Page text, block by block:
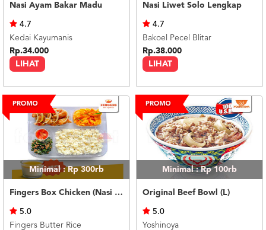
Nasi Ayam Bakar Madu
LIHAT
4.7
Kedai Kayumanis
Rp.34.000
Nasi Liwet Solo Lengkap
LIHAT
4.7
Bakoel Pecel Blitar
Rp.38.000
Minimal : Rp 300rb
Fingers Box Chicken (Nasi Putih) Silky Pudding
5.0
Fingers Butter Rice
Minimal : Rp 100rb
Original Beef Bowl (L)
5.0
Yoshinoya